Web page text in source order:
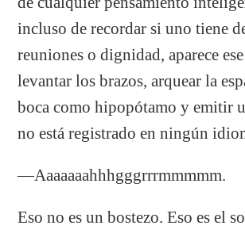
incluso de recordar si uno tiene
reuniones o dignidad, aparece
levantar los brazos, arquear la
boca como hipopótamo y emitir
no está registrado en ningún
—Aaaaaaahhhgggrrrmmmmm.
Eso no es un bostezo. Eso es el